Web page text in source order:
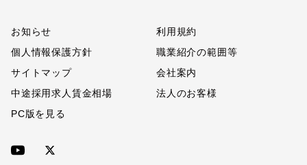
お知らせ
利用規約
個人情報保護方針
職業紹介の範囲等
サイトマップ
会社案内
中途採用求人賃金相場
法人のお客様
PC版を見る